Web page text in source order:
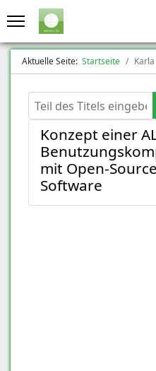
Aktuelle Seite: Startseite
Teil des Titels eingeben
Konzept einer
mit Open-
Software